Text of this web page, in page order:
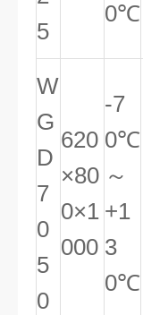
5
0℃
W
G
D
7
0
5
0
620
×80
0×1
000
-7
0℃
～
+1
3
0℃